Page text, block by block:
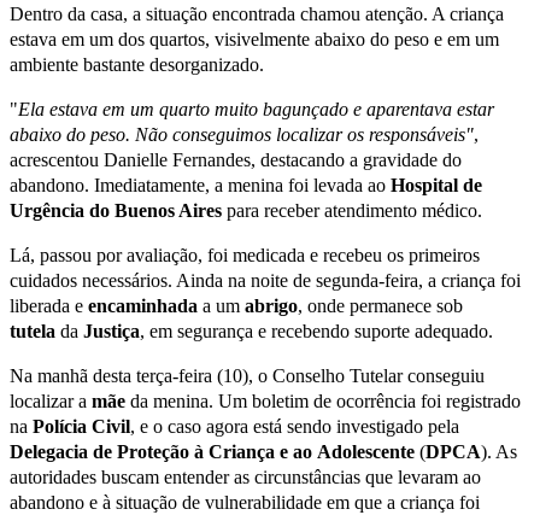
Dentro da casa, a situação encontrada chamou atenção. A criança
estava em um dos quartos, visivelmente abaixo do peso e em um
ambiente bastante desorganizado.
"Ela estava em um quarto muito bagunçado e aparentava estar
abaixo do peso. Não conseguimos localizar os responsáveis",
acrescentou Danielle Fernandes, destacando a gravidade do
abandono. Imediatamente, a menina foi levada ao Hospital de
Urgência do Buenos Aires para receber atendimento médico.
Lá, passou por avaliação, foi medicada e recebeu os primeiros
cuidados necessários. Ainda na noite de segunda-feira, a criança foi
liberada e encaminhada a um abrigo, onde permanece sob
tutela da Justiça, em segurança e recebendo suporte adequado.
Na manhã desta terça-feira (10), o Conselho Tutelar conseguiu
localizar a mãe da menina. Um boletim de ocorrência foi registrado
na Polícia Civil, e o caso agora está sendo investigado pela
Delegacia de Proteção à Criança e ao Adolescente (DPCA). As
autoridades buscam entender as circunstâncias que levaram ao
abandono e à situação de vulnerabilidade em que a criança foi